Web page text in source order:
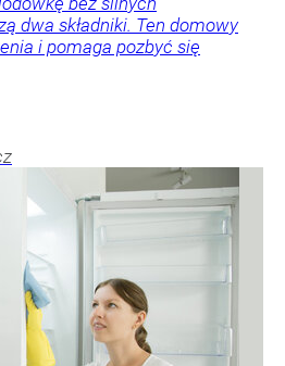
dwa składniki. Ten domowy
i pomaga pozbyć się